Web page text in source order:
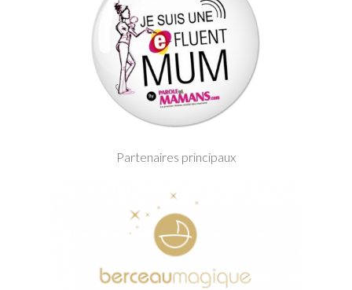
Partenaires principaux